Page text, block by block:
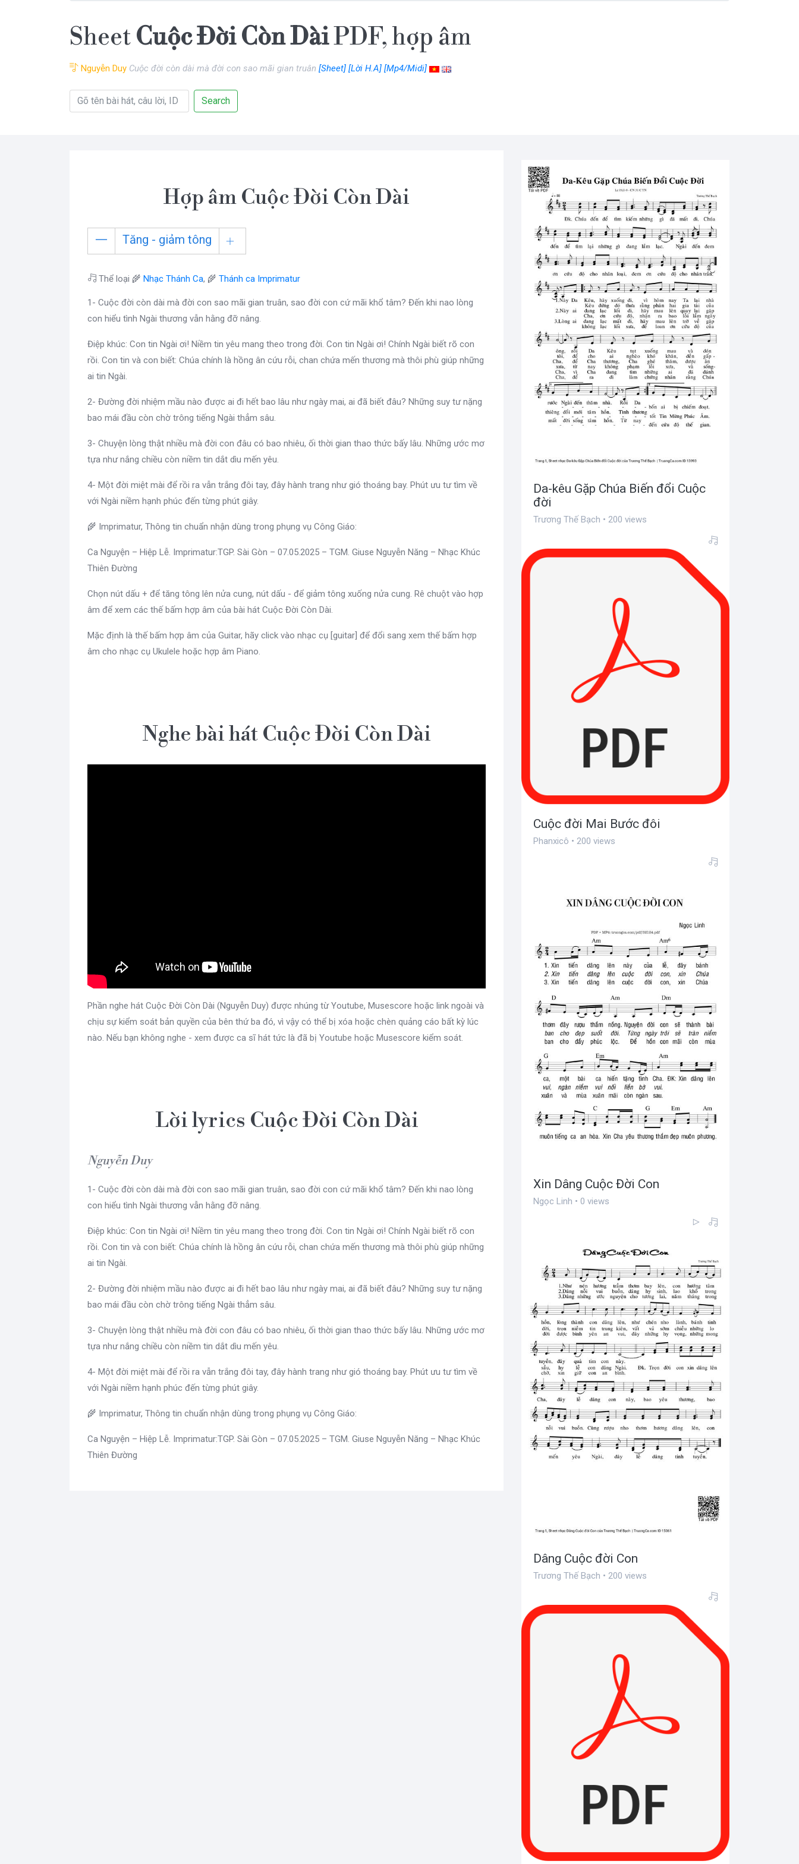
Sheet Cuộc Đời Còn DàiPDF, hợp âm
Nguyễn Duy Cuộc đời còn dài mà đời con sao mãi gian truân [Sheet] [Lời H.A] [Mp4/Midi]
Search
Hợp âm Cuộc Đời Còn Dài
Tăng - giảm tông
Thể loại 🌾 Nhạc Thánh Ca, 🌾 Thánh ca Imprimatur
1- Cuộc đời còn dài mà đời con sao mãi gian truân, sao đời con cứ mãi khổ tâm? Đến khi nao lòng
con hiểu tình Ngài thương vẫn hằng đỡ nâng.
Điệp khúc: Con tin Ngài ơi! Niềm tin yêu mang theo trong đời. Con tin Ngài ơi! Chính Ngài biết rõ con
rồi. Con tin và con biết: Chúa chính là hồng ân cứu rỗi, chan chứa mến thương mà thôi phù giúp những
ai tin Ngài.
2- Đường đời nhiệm mầu nào được ai đi hết bao lâu như ngày mai, ai đã biết đâu? Những suy tư nặng
bao mái đầu còn chờ trông tiếng Ngài thẳm sâu.
3- Chuyện lòng thật nhiều mà đời con đâu có bao nhiêu, ối thời gian thao thức bấy lâu. Những ước mơ
tựa như nắng chiều còn niềm tin dắt dìu mến yêu.
4- Một đời miệt mài để rồi ra vẫn trắng đôi tay, đây hành trang như gió thoáng bay. Phút ưu tư tìm về
với Ngài niềm hạnh phúc đến từng phút giây.
🌾 Imprimatur, Thông tin chuẩn nhận dùng trong phụng vụ Công Giáo:
Ca Nguyện – Hiệp Lễ. Imprimatur:TGP. Sài Gòn – 07.05.2025 – TGM. Giuse Nguyễn Năng – Nhạc Khúc
Thiên Đường
Chọn nút dấu + để tăng tông lên nửa cung, nút dấu - để giảm tông xuống nửa cung. Rê chuột vào hợp
âm để xem các thế bấm hợp âm của bài hát Cuộc Đời Còn Dài.
Mặc định là thế bấm hợp âm của Guitar, hãy click vào nhạc cụ [guitar] để đổi sang xem thế bấm hợp
âm cho nhạc cụ Ukulele hoặc hợp âm Piano.
Nghe bài hát Cuộc Đời Còn Dài
Phần nghe hát Cuộc Đời Còn Dài (Nguyễn Duy) được nhúng từ Youtube, Musescore hoặc link ngoài và
chịu sự kiểm soát bản quyền của bên thứ ba đó, vì vậy có thể bị xóa hoặc chèn quảng cáo bất kỳ lúc
nào. Nếu bạn không nghe - xem được ca sĩ hát tức là đã bị Youtube hoặc Musescore kiểm soát.
Lời lyrics Cuộc Đời Còn Dài
Nguyễn Duy
1- Cuộc đời còn dài mà đời con sao mãi gian truân, sao đời con cứ mãi khổ tâm? Đến khi nao lòng
con hiểu tình Ngài thương vẫn hằng đỡ nâng.
Điệp khúc: Con tin Ngài ơi! Niềm tin yêu mang theo trong đời. Con tin Ngài ơi! Chính Ngài biết rõ con
rồi. Con tin và con biết: Chúa chính là hồng ân cứu rỗi, chan chứa mến thương mà thôi phù giúp những
ai tin Ngài.
2- Đường đời nhiệm mầu nào được ai đi hết bao lâu như ngày mai, ai đã biết đâu? Những suy tư nặng
bao mái đầu còn chờ trông tiếng Ngài thẳm sâu.
3- Chuyện lòng thật nhiều mà đời con đâu có bao nhiêu, ối thời gian thao thức bấy lâu. Những ước mơ
tựa như nắng chiều còn niềm tin dắt dìu mến yêu.
4- Một đời miệt mài để rồi ra vẫn trắng đôi tay, đây hành trang như gió thoáng bay. Phút ưu tư tìm về
với Ngài niềm hạnh phúc đến từng phút giây.
🌾 Imprimatur, Thông tin chuẩn nhận dùng trong phụng vụ Công Giáo:
Ca Nguyện – Hiệp Lễ. Imprimatur:TGP. Sài Gòn – 07.05.2025 – TGM. Giuse Nguyễn Năng – Nhạc Khúc
Thiên Đường
Da-kêu Gặp Chúa Biến đổi Cuộc
đời
Trương Thế Bạch • 200 views
Cuộc đời Mai Bước đôi
Phanxicô • 200 views
Xin Dâng Cuộc Đời Con
Ngọc Linh • 0 views
Dâng Cuộc đời Con
Trương Thế Bạch • 200 views